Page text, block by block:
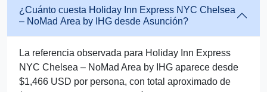
¿Cuánto cuesta Holiday Inn Express NYC Chelsea
– NoMad Area by IHG desde Asunción?
La referencia observada para Holiday Inn Express
NYC Chelsea – NoMad Area by IHG aparece desde
$1,466 USD por persona, con total aproximado de